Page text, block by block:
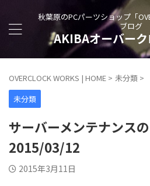
秋葉原のPCパーツショップ「
ブログ
AKIBAオーバー
OVERCLOCK WORKS | HOME > 未分類 >
未分類
サーバーメンテナンス
2015/03/12
2015年3月11日